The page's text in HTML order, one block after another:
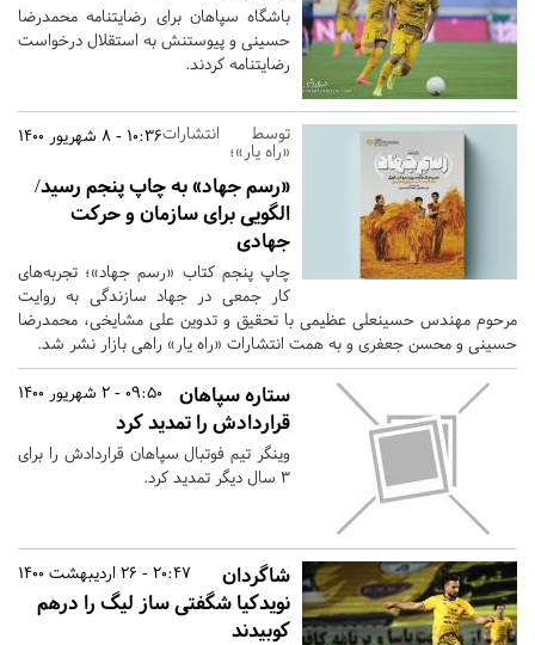
باشگاه سپاهان برای رضایتنامه محمدرضا
حسینی و پیوستنش به استقلال درخواست
رضایتنامه کردند.
10:36 - 8 شهریور 1400توسط انتشارات
«راه یار»؛
«رسم جهاد» به چاپ پنجم رسید/
الگویی برای سازمان و حرکت
جهادی
چاپ پنجم کتاب «رسم جهاد»؛ تجربه‌های
کار جمعی در جهاد سازندگی به روایت
مرحوم مهندس حسینعلی عظیمی با تحقیق و تدوین علی مشایخی، محمدرضا
حسینی و محسن جعفری و به همت انتشارات «راه یار» راهی بازار نشر شد.
09:50 - 2 شهریور 1400
ستاره سپاهان
قراردادش را تمدید کرد
وینگر تیم فوتبال سپاهان قراردادش را برای
٣ سال دیگر تمدید کرد.
20:47 - 26 اردیبهشت 1400
شاگردان
نویدکیا شگفتی‌ ساز لیگ را درهم
کوبیدند